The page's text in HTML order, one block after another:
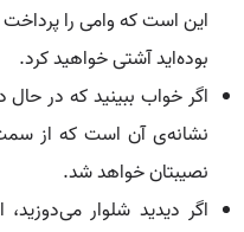
این است که وامی را پرداخت
بوده‌اید آشتی خواهید کرد.
اگر خواب ببینید که در
نشانه‌ی آن است که از
نصیبتان خواهد شد.
اگر دیدید شلوار